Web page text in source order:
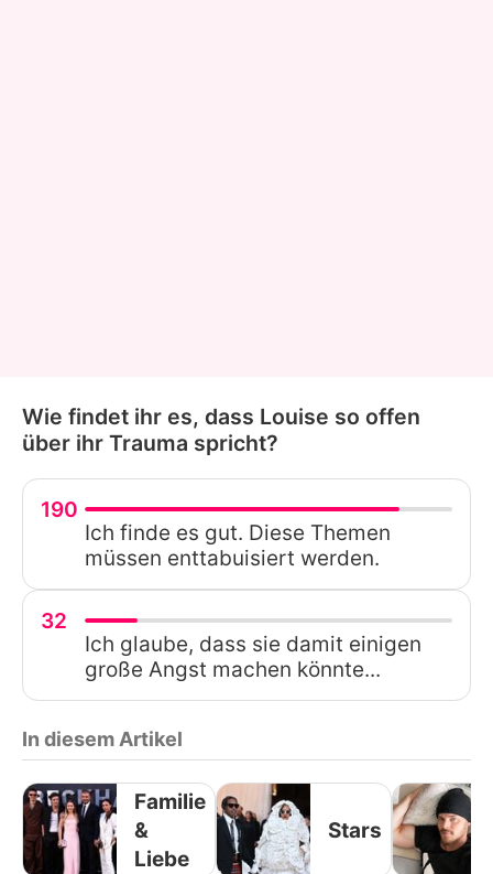
Wie findet ihr es, dass Louise so offen
über ihr Trauma spricht?
190
Ich finde es gut. Diese Themen
müssen enttabuisiert werden.
32
Ich glaube, dass sie damit einigen
große Angst machen könnte...
In diesem Artikel
Familie
&
Liebe
Stars